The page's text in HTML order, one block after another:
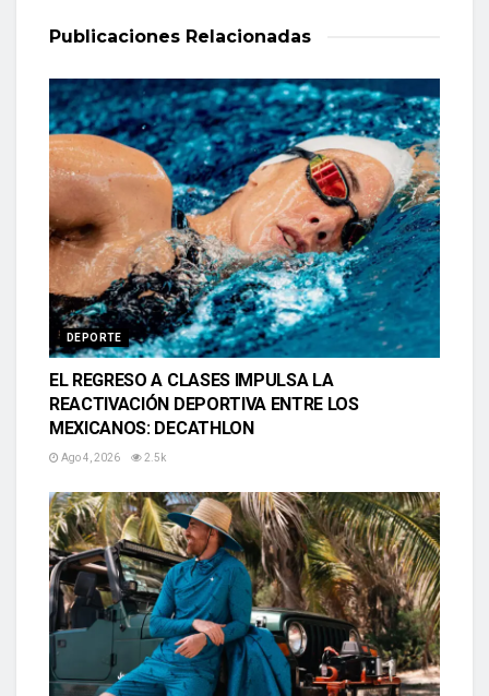
Publicaciones Relacionadas
DEPORTE
EL REGRESO A CLASES IMPULSA LA
REACTIVACIÓN DEPORTIVA ENTRE LOS
MEXICANOS: DECATHLON
Ago 4, 2026 2.5k